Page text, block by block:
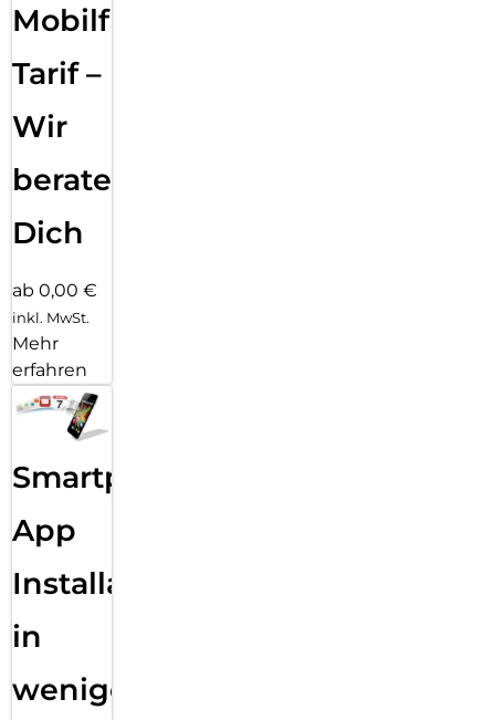
Mobilfunk
Tarif –
Wir
beraten
Dich
ab 0,00 €
inkl. MwSt.
Mehr
erfahren
Smartphone
App
Installation
in
wenigen